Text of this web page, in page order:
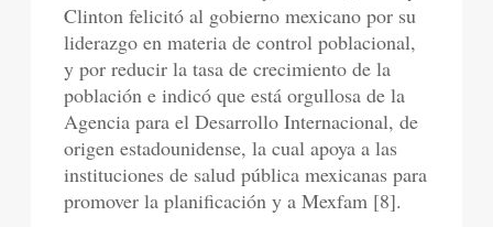
Clinton felicitó al gobierno mexicano por su
liderazgo en materia de control poblacional,
y por reducir la tasa de crecimiento de la
población e indicó que está orgullosa de la
Agencia para el Desarrollo Internacional, de
origen estadounidense, la cual apoya a las
instituciones de salud pública mexicanas para
promover la planificación y a Mexfam [8].